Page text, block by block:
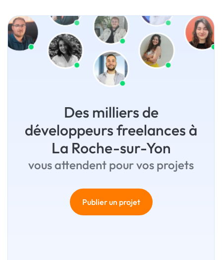
Des milliers de
développeurs freelances à
La Roche-sur-Yon
vous attendent pour vos projets
Publier un projet